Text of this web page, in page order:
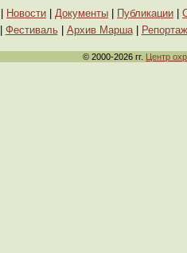
Новости Документы Публикации
Фестиваль| Архив Марша|
© 2000-2026 гг. Центр